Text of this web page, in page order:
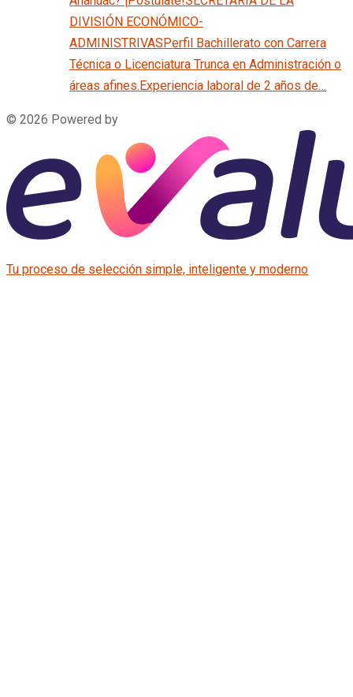
DIVISIÓN ECONÓMICO-
ADMINISTRIVASPerfil Bachillerato con Carrera
Técnica o Licenciatura Trunca en Administración o
áreas afines.Experiencia laboral de 2 años de…
© 2026 Powered by
Tu proceso de selección simple, inteligente y moderno